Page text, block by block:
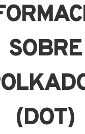
SOBRE
(DOT)